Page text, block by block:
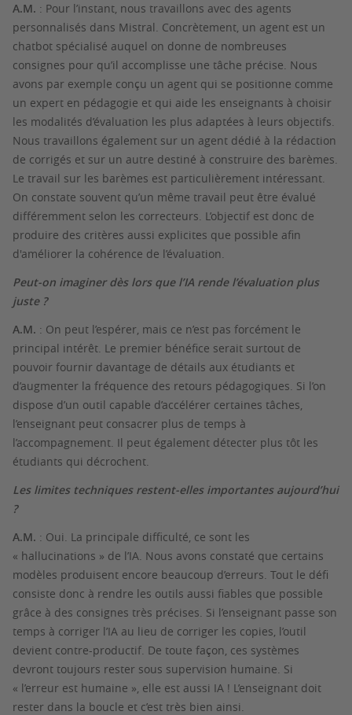
A.M. : Pour l’instant, nous travaillons avec des agents
personnalisés dans Mistral. Concrètement, un agent est un
chatbot spécialisé auquel on donne de nombreuses
consignes pour qu’il accomplisse une tâche précise. Nous
avons par exemple conçu un agent qui se positionne comme
un expert en pédagogie et qui aide les enseignants à choisir
les modalités d’évaluation les plus adaptées à leurs objectifs.
Nous travaillons également sur un agent dédié à la rédaction
de corrigés et sur un autre destiné à construire des barèmes.
Le travail sur les barèmes est particulièrement intéressant.
On constate souvent qu’un même travail peut être évalué
différemment selon les correcteurs. L’objectif est donc de
produire des critères aussi explicites que possible afin
d'améliorer la cohérence de l’évaluation.
Peut-on imaginer dès lors que l’IA rende l’évaluation plus
juste ?
A.M. : On peut l’espérer, mais ce n’est pas forcément le
principal intérêt. Le premier bénéfice serait surtout de
pouvoir fournir davantage de détails aux étudiants et
d’augmenter la fréquence des retours pédagogiques. Si l’on
dispose d’un outil capable d’accélérer certaines tâches,
l’enseignant peut consacrer plus de temps à
l’accompagnement. Il peut également détecter plus tôt les
étudiants qui décrochent.
Les limites techniques restent-elles importantes aujourd’hui
?
A.M. : Oui. La principale difficulté, ce sont les
« hallucinations » de l’IA. Nous avons constaté que certains
modèles produisent encore beaucoup d’erreurs. Tout le défi
consiste donc à rendre les outils aussi fiables que possible
grâce à des consignes très précises. Si l’enseignant passe son
temps à corriger l’IA au lieu de corriger les copies, l’outil
devient contre-productif. De toute façon, ces systèmes
devront toujours rester sous supervision humaine. Si
« l’erreur est humaine », elle est aussi IA ! L’enseignant doit
rester dans la boucle et c’est très bien ainsi.